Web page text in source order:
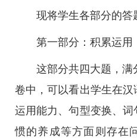
现将学生各部分的答
第一部分：积累运用
这部分共四大题，
卷中，可以看出学生在
运用能力、句型变换、词
惯的养成等方面则存在